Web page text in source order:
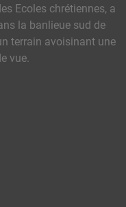
Ecoles chrétiennes, a
la banlieue sud de
terrain avoisinant une
vue.